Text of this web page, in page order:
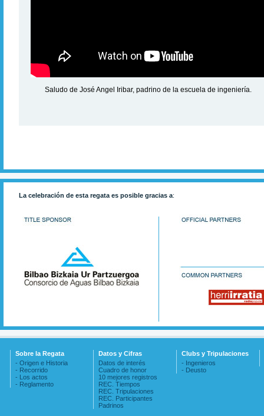
Saludo de José Angel Iribar, padrino de la escuela de ingeniería.
La celebración de esta regata es posible gracias a:
Sobre la Regata
- Origen e Historia
- Recorrido
- Los actos
- Reglamento
Datos y Cifras
Datos de interés
Cuadro de honor
10 mejores registros
REC. Tiempos
REC. Tripulaciones
REC. Participantes
Padrinos
Clubs y Tripulaciones
- Ingenieros
- Deusto